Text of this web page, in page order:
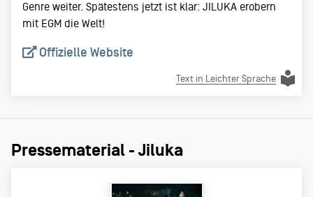
Genre weiter. Spätestens jetzt ist klar: JILUKA erobern
mit EGM die Welt!
Offizielle Website
Text in Leichter Sprache
Pressematerial - Jiluka